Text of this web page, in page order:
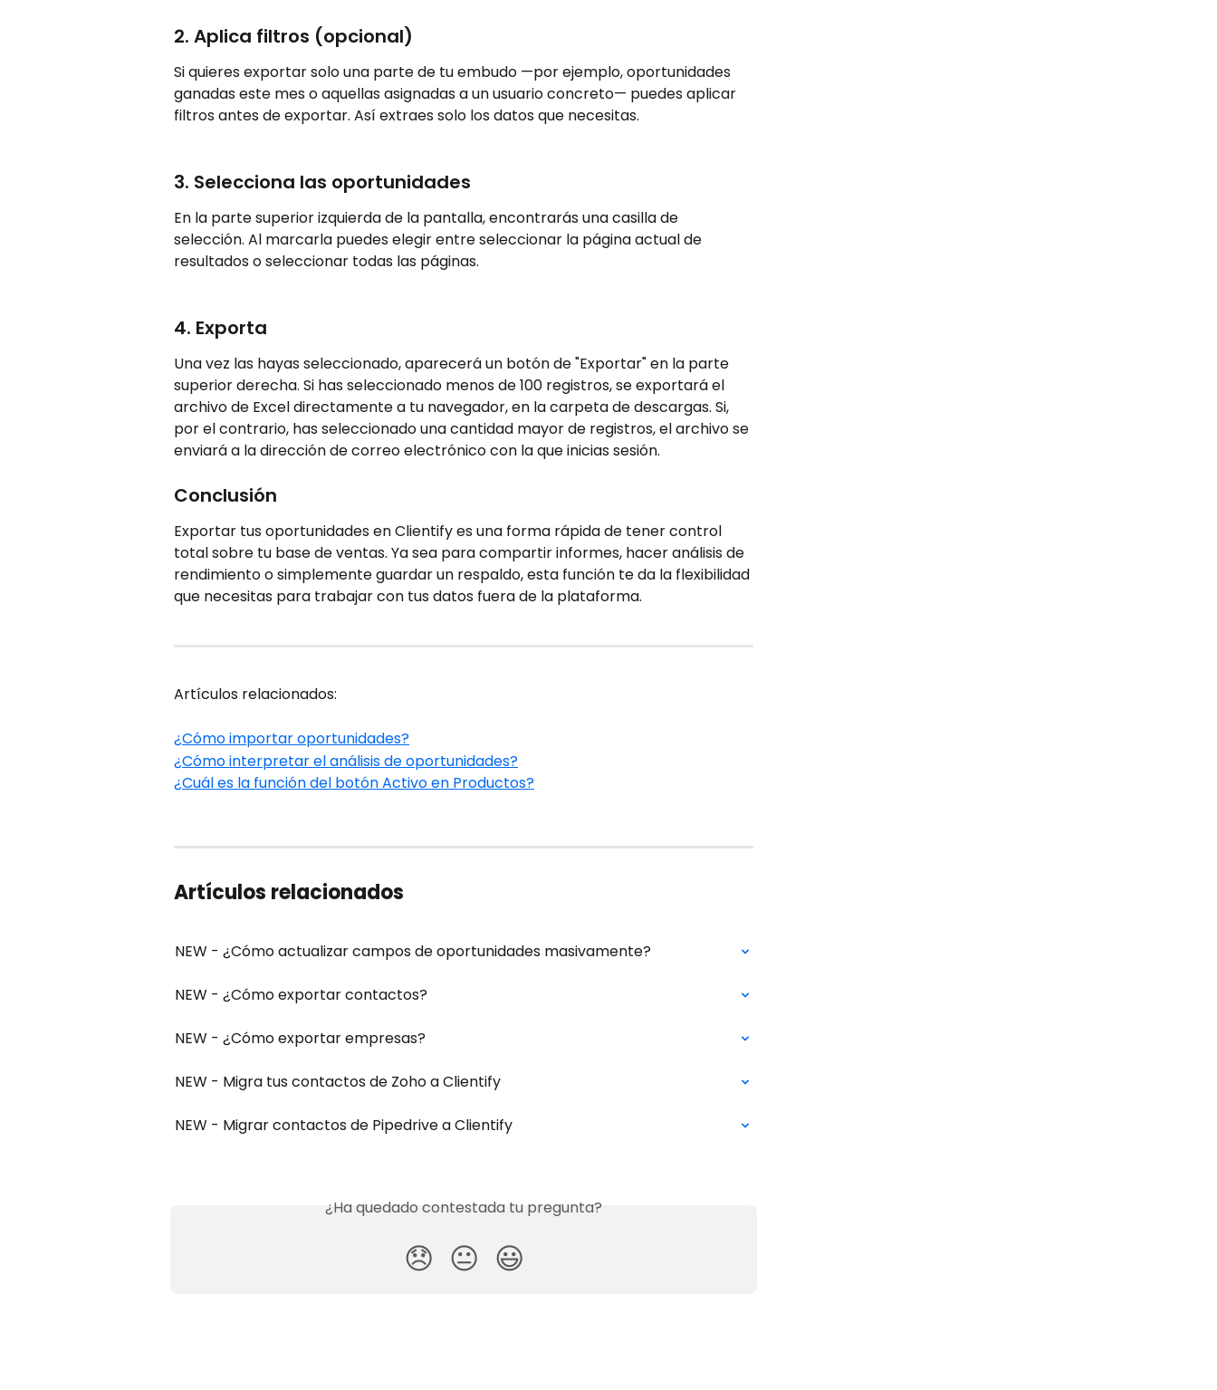
2. Aplica filtros (opcional)
Si quieres exportar solo una parte de tu embudo —por ejemplo, oportunidades
ganadas este mes o aquellas asignadas a un usuario concreto— puedes aplicar
filtros antes de exportar. Así extraes solo los datos que necesitas.
3. Selecciona las oportunidades
En la parte superior izquierda de la pantalla, encontrarás una casilla de
selección. Al marcarla puedes elegir entre seleccionar la página actual de
resultados o seleccionar todas las páginas.
4. Exporta
Una vez las hayas seleccionado, aparecerá un botón de "Exportar" en la parte
superior derecha. Si has seleccionado menos de 100 registros, se exportará el
archivo de Excel directamente a tu navegador, en la carpeta de descargas. Si,
por el contrario, has seleccionado una cantidad mayor de registros, el archivo se
enviará a la dirección de correo electrónico con la que inicias sesión.
Conclusión
Exportar tus oportunidades en Clientify es una forma rápida de tener control
total sobre tu base de ventas. Ya sea para compartir informes, hacer análisis de
rendimiento o simplemente guardar un respaldo, esta función te da la flexibilidad
que necesitas para trabajar con tus datos fuera de la plataforma.
Artículos relacionados:
¿Cómo importar oportunidades?
¿Cómo interpretar el análisis de oportunidades?
¿Cuál es la función del botón Activo en Productos?
Artículos relacionados
NEW - ¿Cómo actualizar campos de oportunidades masivamente?
NEW - ¿Cómo exportar contactos?
NEW - ¿Cómo exportar empresas?
NEW - Migra tus contactos de Zoho a Clientify
NEW - Migrar contactos de Pipedrive a Clientify
¿Ha quedado contestada tu pregunta?
😞 😐 😃